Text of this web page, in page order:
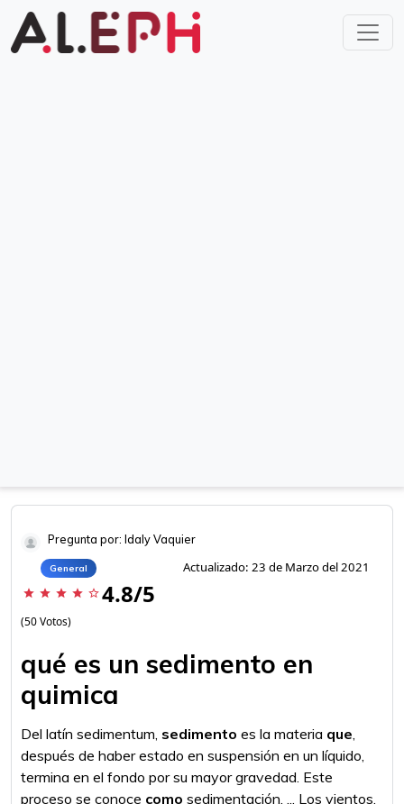
Pregunta por: Idaly Vaquier
General Actualizado: 23 de Marzo del 2021
star star star star star_border 4.8/5
(50 Votos)
qué es un sedimento en
quimica
Del latín sedimentum, sedimento es la materia que,
después de haber estado en suspensión en un líquido,
termina en el fondo por su mayor gravedad. Este
proceso se conoce como sedimentación. ... Los vientos,